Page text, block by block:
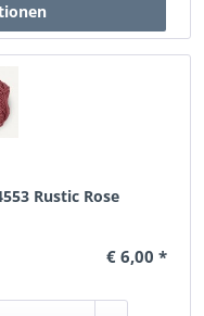
Rustic Rose
€ 6,00 *